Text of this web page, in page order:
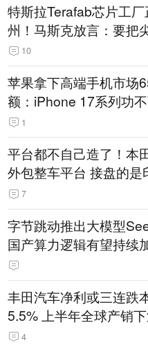
特斯拉Terafab芯片工
州！马斯克放言：要把
回美国
10
苹果拿下高端手机市场
额：iPhone 17系列功
1
平台都不自己造了！本
外包整车平台 接盘的是
7
字节跳动推出大模型
国产算力逻辑有望持续
丰田汽车净利或三连跌
5.5% 上半年全球产销
14.3万辆
4